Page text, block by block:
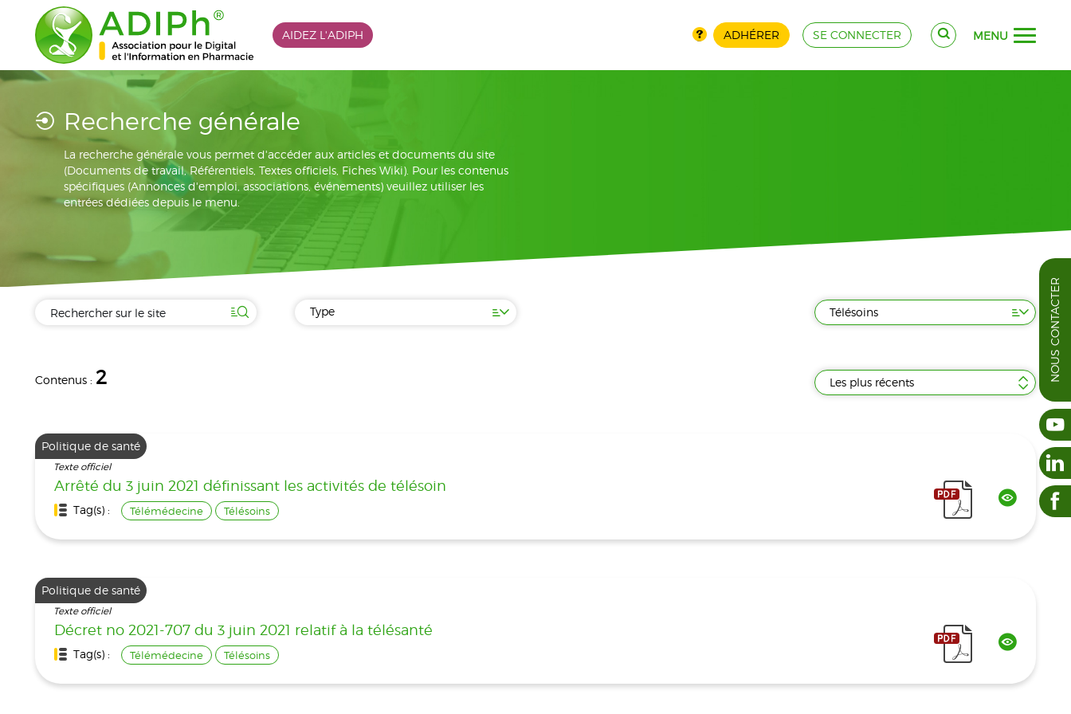
AIDEZ L'ADIPH ADHÉRER SE CONNECTER MENU
Recherche générale
La recherche générale vous permet d'accéder aux articles et documents du site
(Documents de travail, Référentiels, Textes officiels, Fiches Wiki). Pour les contenus
spécifiques (Annonces d'emploi, associations, événements) veuillez utiliser les
entrées dédiées depuis le menu.
Type Télésoins
Contenus : 2 Les plus récents
Politique de santé
Texte officiel
Arrêté du 3 juin 2021 définissant les activités de télésoin
Tag(s) : Télémédecine Télésoins
Politique de santé
Texte officiel
Décret no 2021-707 du 3 juin 2021 relatif à la télésanté
Tag(s) : Télémédecine Télésoins
NOUS CONTACTER